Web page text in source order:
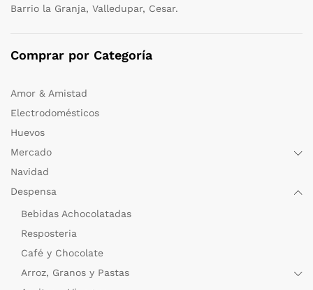
Barrio la Granja, Valledupar, Cesar.
Comprar por Categoría
Amor & Amistad
Electrodomésticos
Huevos
Mercado
Navidad
Despensa
Bebidas Achocolatadas
Resposteria
Café y Chocolate
Arroz, Granos y Pastas